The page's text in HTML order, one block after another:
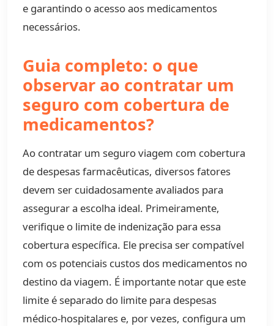
e garantindo o acesso aos medicamentos
necessários.
Guia completo: o que
observar ao contratar um
seguro com cobertura de
medicamentos?
Ao contratar um seguro viagem com cobertura
de despesas farmacêuticas, diversos fatores
devem ser cuidadosamente avaliados para
assegurar a escolha ideal. Primeiramente,
verifique o limite de indenização para essa
cobertura específica. Ele precisa ser compatível
com os potenciais custos dos medicamentos no
destino da viagem. É importante notar que este
limite é separado do limite para despesas
médico-hospitalares e, por vezes, configura um